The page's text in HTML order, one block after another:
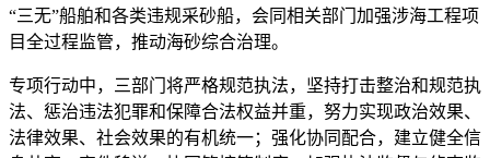
“三无”船舶和各类违规采砂船，会同相关部门加强涉海工程项
目全过程监管，推动海砂综合治理。
专项行动中，三部门将严格规范执法，坚持打击整治和规范执
法、惩治违法犯罪和保障合法权益并重，努力实现政治效果、
法律效果、社会效果的有机统一；强化协同配合，建立健全信